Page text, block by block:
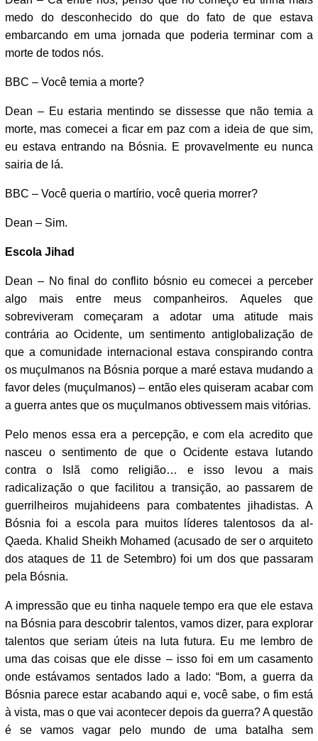
medo do desconhecido do que do fato de que estava
embarcando em uma jornada que poderia terminar com a
morte de todos nós.
BBC – Você temia a morte?
Dean – Eu estaria mentindo se dissesse que não temia a
morte, mas comecei a ficar em paz com a ideia de que sim,
eu estava entrando na Bósnia. E provavelmente eu nunca
sairia de lá.
BBC – Você queria o martírio, você queria morrer?
Dean – Sim.
Escola Jihad
Dean – No final do conflito bósnio eu comecei a perceber
algo mais entre meus companheiros. Aqueles que
sobreviveram começaram a adotar uma atitude mais
contrária ao Ocidente, um sentimento antiglobalização de
que a comunidade internacional estava conspirando contra
os muçulmanos na Bósnia porque a maré estava mudando a
favor deles (muçulmanos) – então eles quiseram acabar com
a guerra antes que os muçulmanos obtivessem mais vitórias.
Pelo menos essa era a percepção, e com ela acredito que
nasceu o sentimento de que o Ocidente estava lutando
contra o Islã como religião… e isso levou a mais
radicalização o que facilitou a transição, ao passarem de
guerrilheiros mujahideens para combatentes jihadistas. A
Bósnia foi a escola para muitos líderes talentosos da al-
Qaeda. Khalid Sheikh Mohamed (acusado de ser o arquiteto
dos ataques de 11 de Setembro) foi um dos que passaram
pela Bósnia.
A impressão que eu tinha naquele tempo era que ele estava
na Bósnia para descobrir talentos, vamos dizer, para explorar
talentos que seriam úteis na luta futura. Eu me lembro de
uma das coisas que ele disse – isso foi em um casamento
onde estávamos sentados lado a lado: “Bom, a guerra da
Bósnia parece estar acabando aqui e, você sabe, o fim está
à vista, mas o que vai acontecer depois da guerra? A questão
é se vamos vagar pelo mundo de uma batalha sem